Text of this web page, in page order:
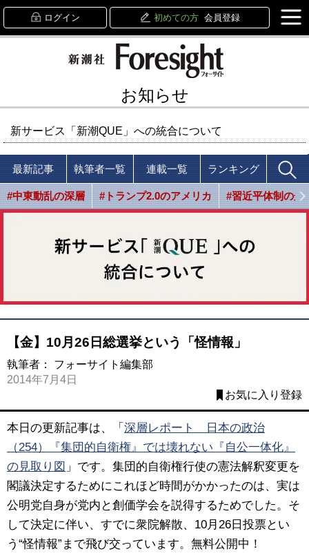
ログイン 初めての方 会員登録
お知らせ
新サービス「新潮QUE」への統合について
最新記事 執筆者一覧 連載一覧 ランキング
#中東動乱の深層 #トランプ2.0のアメリカ #習近平体制の光
【金】10月26日総選挙という「怪情報」
執筆者： フォーサイト編集部
2014年7月4日
お気に入り登録
本日の更新記事は、「 深層レポート 日本の政治
（254）『集団的自衛権』では壊れない『自公一体化』
の見取り図 」です。集団的自衛権行使の憲法解釈変更を
閣議決定するためにこれほど時間がかかったのは、実は
公明党自身が党内と創価学会を説得するためでした。そ
して決定に伴い、すでに衆院解散、10月26日投票とい
う“怪情報”まで飛び交っています。無料公開中！